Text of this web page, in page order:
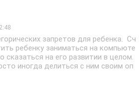
запретов для ребенка. Сч
ребенку заниматься на компьюте
сказаться на его развитии в целом.
иногда делиться с ним своим оп